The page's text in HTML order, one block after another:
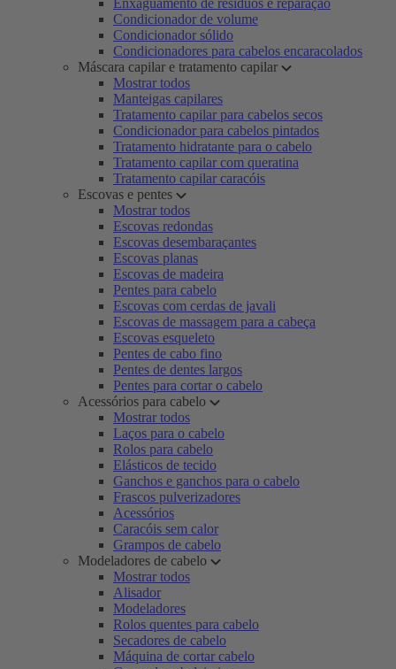
Enxaguamento de resíduos e reparação
Condicionador de volume
Condicionador sólido
Condicionadores para cabelos encaracolados
Máscara capilar e tratamento capilar
Mostrar todos
Manteigas capilares
Tratamento capilar para cabelos secos
Condicionador para cabelos pintados
Tratamento hidratante para o cabelo
Tratamento capilar com queratina
Tratamento capilar caracóis
Escovas e pentes
Mostrar todos
Escovas redondas
Escovas desembaraçantes
Escovas planas
Escovas de madeira
Pentes para cabelo
Escovas com cerdas de javali
Escovas de massagem para a cabeça
Escovas esqueleto
Pentes de cabo fino
Pentes de dentes largos
Pentes para cortar o cabelo
Acessórios para cabelo
Mostrar todos
Laços para o cabelo
Rolos para cabelo
Elásticos de tecido
Ganchos e ganchos para o cabelo
Frascos pulverizadores
Acessórios
Caracóis sem calor
Grampos de cabelo
Modeladores de cabelo
Mostrar todos
Alisador
Modeladores
Rolos quentes para cabelo
Secadores de cabelo
Máquina de cortar cabelo